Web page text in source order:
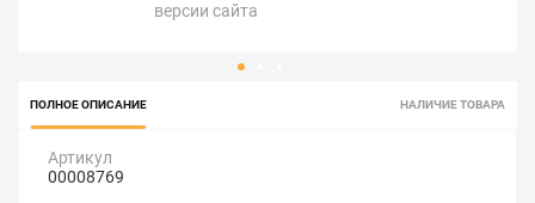
версии сайта
ПОЛНОЕ ОПИСАНИЕ НАЛИЧИЕ ТОВАРА
Артикул
00008769